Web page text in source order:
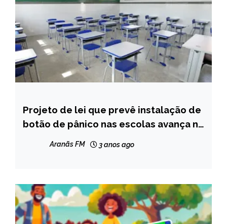
MINAS
GERAIS
NOTÍCIAS
Projeto de lei que prevê instalação de
botão de pânico nas escolas avança na
Aranãs FM 3 anos ago